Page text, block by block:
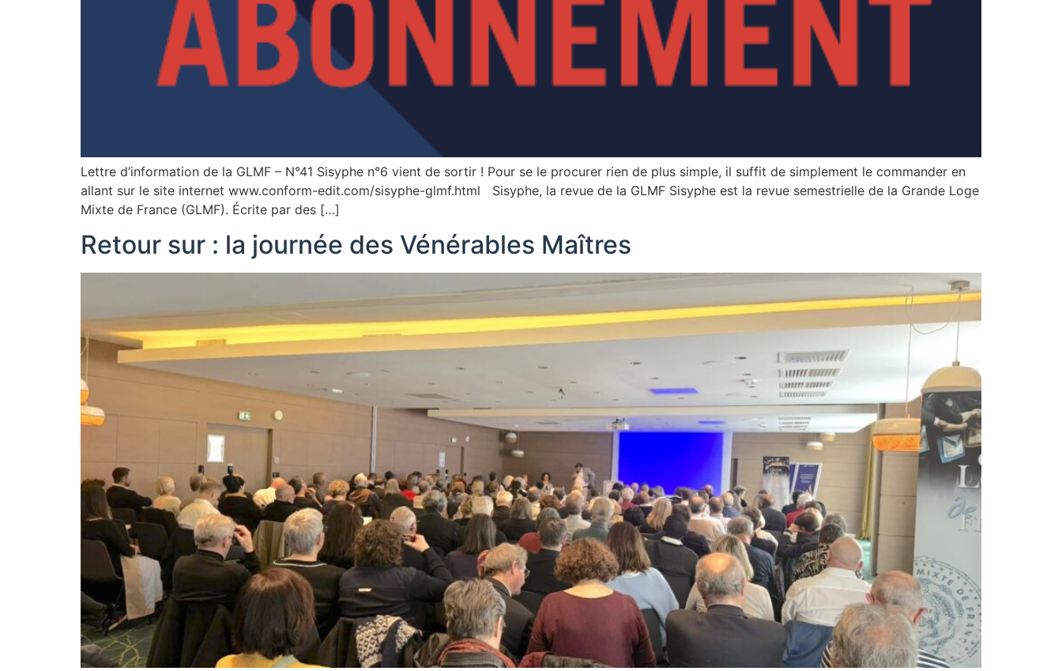
Lettre d’information de la GLMF – N°41 Sisyphe n°6 vient de sortir ! Pour se le procurer rien de plus simple, il suffit de simplement le commander en
allant sur le site internet www.conform-edit.com/sisyphe-glmf.html Sisyphe, la revue de la GLMF Sisyphe est la revue semestrielle de la Grande Loge
Mixte de France (GLMF). Écrite par des […]
Retour sur : la journée des Vénérables Maîtres